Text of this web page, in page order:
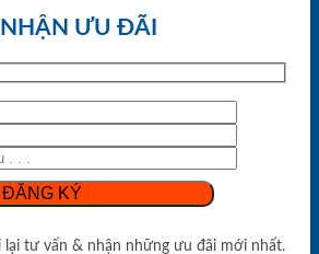
ƯU ĐÃI
tư vấn & nhận những ưu đãi mới nhất.